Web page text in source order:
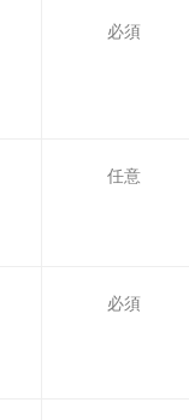
必須
任意
必須